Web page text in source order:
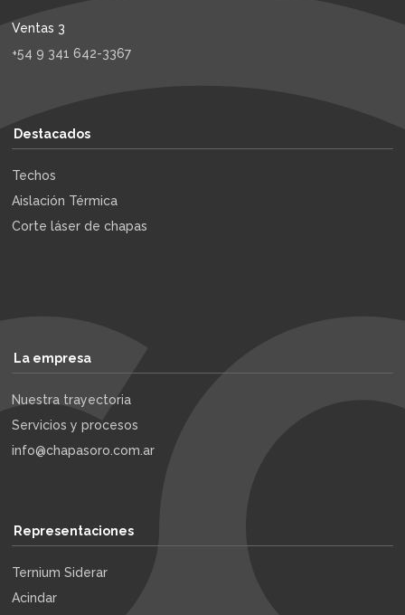
Ventas 3
+54 9 341 642-3367
Destacados
Techos
Aislación Térmica
Corte láser de chapas
La empresa
Nuestra trayectoria
Servicios y procesos
info@chapasoro.com.ar
Representaciones
Ternium Siderar
Acindar